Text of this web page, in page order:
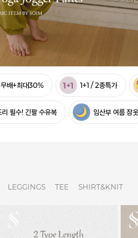
무배+최대30% 1+1 / 2종특가
리 필수! 긴팔 수유복 임산부 여름 잠옷
LEGGINGS TEE SHIRT&KNIT